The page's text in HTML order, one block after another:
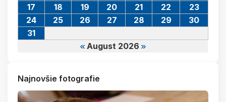
August 2026
17
18 19 20 21 22
23
24
25 26 27 28 29
30
31
Najnovšie fotografie